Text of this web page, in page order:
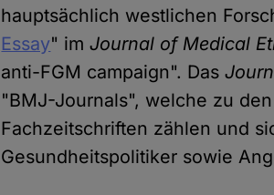
hauptsächlich westlichen
Essay" imJournal of Medical
anti-FGM campaign". Das
"BMJ-Journals", welche zu
Fachzeitschriften zählen und
Gesundheitspolitiker sowie